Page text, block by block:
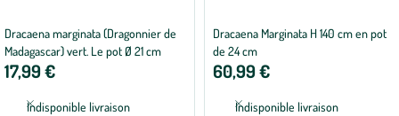
Dracaena marginata (Dragonnier de
Madagascar) vert. Le pot Ø 21 cm
17,99 €
Indisponible livraison
Dracaena Marginata H 140 cm en pot
de 24 cm
60,99 €
Indisponible livraison